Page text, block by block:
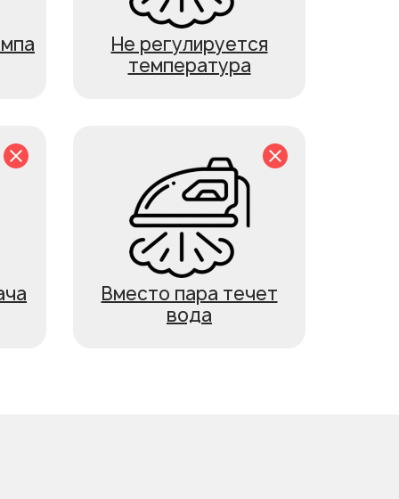
Не регулируется
температура
Вместо пара течет
вода